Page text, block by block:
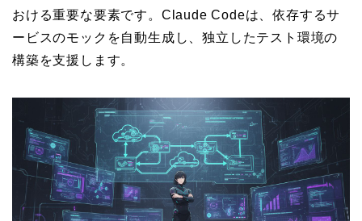
おける重要な要素です。Claude Codeは、依存するサ
ービスのモックを自動生成し、独立したテスト環境の
構築を支援します。